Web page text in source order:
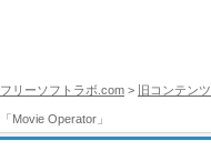
フリーソフトラボ.com > 旧コンテンツ
「Movie Operator」